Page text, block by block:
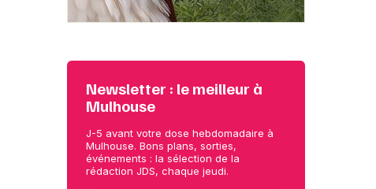
Newsletter : le meilleur à
Mulhouse
J-5 avant votre dose hebdomadaire à
Mulhouse. Bons plans, sorties,
événements : la sélection de la
rédaction JDS, chaque jeudi.